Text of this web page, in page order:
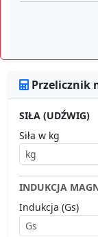
Przelicznik
SIŁA (UDŹWIG)
Siła w kg
INDUKCJA
Indukcja (Gs)